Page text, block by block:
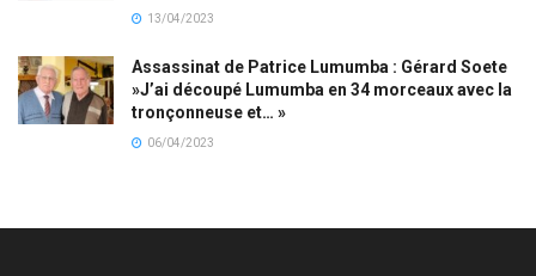
13/04/2023
Assassinat de Patrice Lumumba : Gérard Soete
»J’ai découpé Lumumba en 34 morceaux avec la
tronçonneuse et… »
06/04/2023